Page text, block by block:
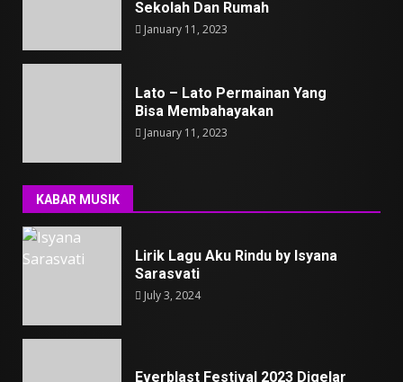
Sekolah Dan Rumah
January 11, 2023
Lato – Lato Permainan Yang
Bisa Membahayakan
January 11, 2023
KABAR MUSIK
Lirik Lagu Aku Rindu by Isyana
Sarasvati
July 3, 2024
Everblast Festival 2023 Digelar